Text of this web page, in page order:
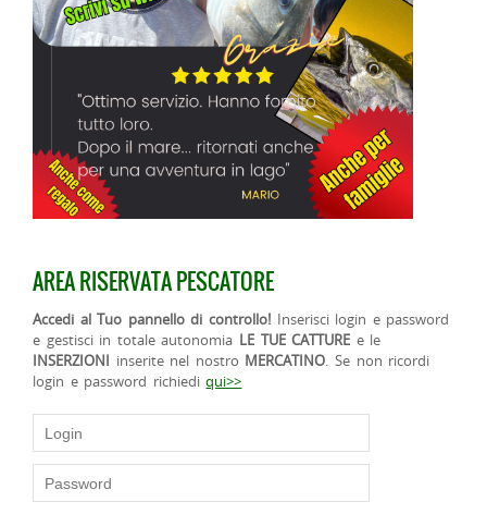
AREA RISERVATA PESCATORE
Accedi al Tuo pannello di controllo! Inserisci login e password
e gestisci in totale autonomia LE TUE CATTURE e le
INSERZIONI inserite nel nostro MERCATINO. Se non ricordi
login e password richiediqui>>